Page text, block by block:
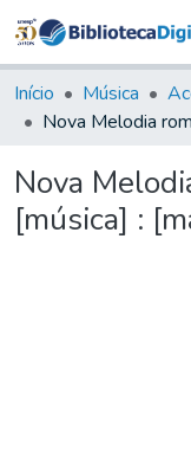
Início Música
Nova
[música] :